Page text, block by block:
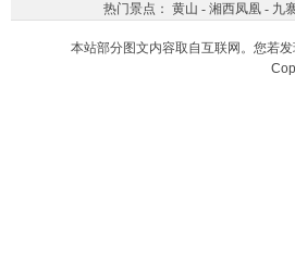
热门景点： 黄山 - 湘西凤凰- 九
本站部分图文内容取自互联网。您若